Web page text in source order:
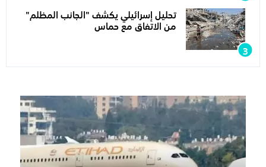
تحليل إسرائيلي يكشف "الجانب المظلم"
من الاتفاق مع حماس